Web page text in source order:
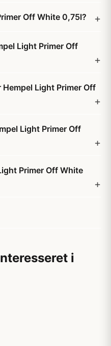
Off White 0,75l?
Light Primer Off
Light Primer Off
Light Primer Off
Primer Off White
i